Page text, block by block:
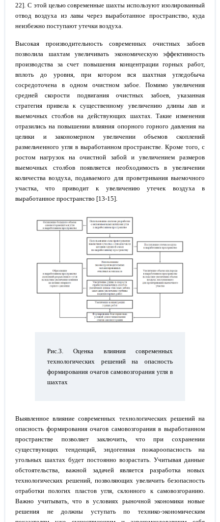
22]. С этой целью современные шахты используют изолированный
отвод воздуха из лавы через выработанное пространство, куда
неизбежно поступают утечки воздуха.
Высокая производительность современных очистных забоев
позволила шахтам увеличивать экономическую эффективность
производства за счет повышения концентрации горных работ,
вплоть до уровня, при котором вся шахтная угледобыча
сосредоточена в одном очистном забое. Помимо увеличения
средней скорости подвигания очистных забоев, указанная
стратегия привела к существенному увеличению длины лав и
выемочных столбов на действующих шахтах. Такие изменения
отразились на повышении влияния опорного горного давления на
целики и закономерном увеличении объемов скоплений
размельченного угля в выработанном пространстве. Кроме того, с
ростом нагрузок на очистной забой и увеличением размеров
выемочных столбов появляется необходимость в увеличении
количества воздуха, подаваемого для проветривания выемочного
участка, что приводит к увеличению утечек воздуха в
выработанное пространство [13-15].
Рис.3. Оценка влияния современных
технологических решений на опасность
формирования очагов самовозгорания угля в
шахтах
Выявленное влияние современных технологических решений на
опасность формирования очагов самовозгорания в выработанном
пространстве позволяет заключить, что при сохранении
существующих тенденций, эндогенная пожароопасность на
угольных шахтах будет постоянно возрастать. Учитывая данные
обстоятельства, важной задачей является разработка новых
технологических решений, позволяющих увеличить безопасность
отработки пологих пластов угля, склонного к самовозгоранию.
Важно учитывать, что в условиях рыночной экономики новые
решения не должны уступать по технико-экономическим